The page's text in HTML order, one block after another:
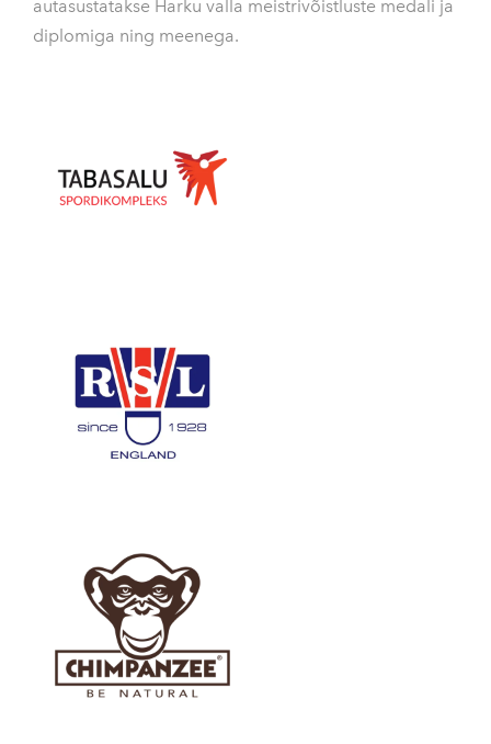
autasustatakse Harku valla meistrivõistluste medali ja
diplomiga ning meenega.